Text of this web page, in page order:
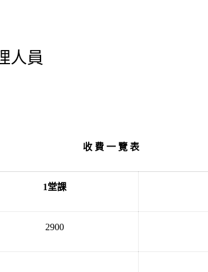
人員
收 費 一 覽 表
1堂課
2900